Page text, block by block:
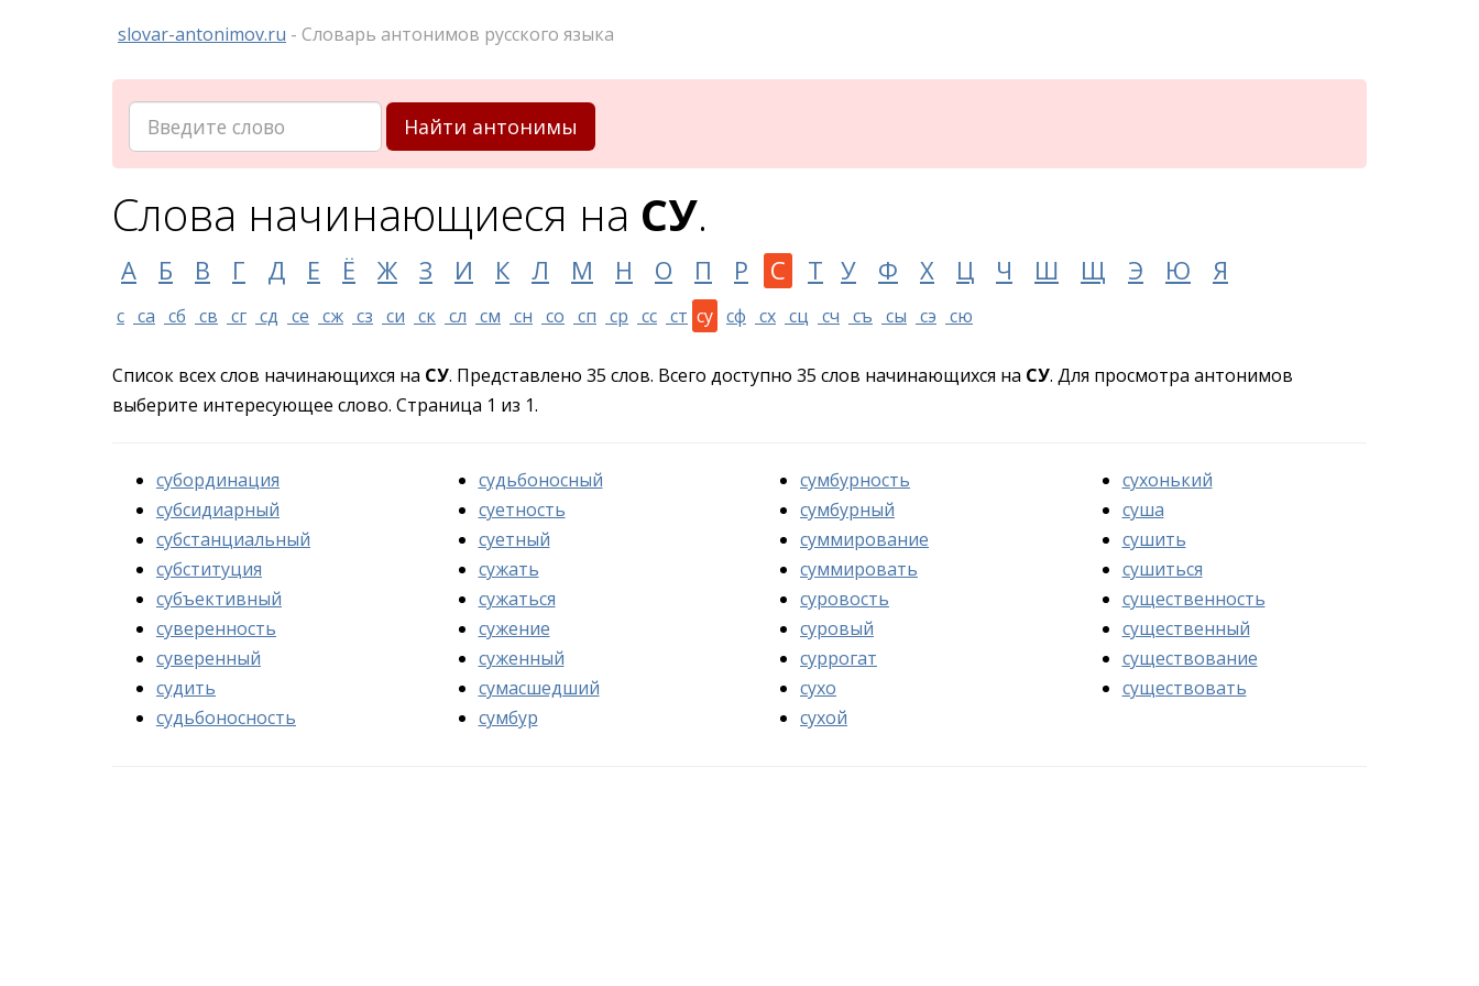
slovar-antonimov.ru - Словарь антонимов русского языка
Найти антонимы
Слова начинающиеся на СУ.
А Б В Г Д Е Ё Ж З И К Л М Н О П Р С Т У Ф Х Ц Ч Ш Щ Э Ю Я
с са сб св сг сд се сж сз си ск сл см сн со сп ср сс ст су сф сх сц сч съ сы сэ сю
Список всех слов начинающихся на СУ. Представлено 35 слов. Всего доступно 35 слов начинающихся на СУ. Для просмотра антонимов
выберите интересующее слово. Страница 1 из 1.
субординация
субсидиарный
субстанциальный
субституция
субъективный
суверенность
суверенный
судить
судьбоносность
судьбоносный
суетность
суетный
сужать
сужаться
сужение
суженный
сумасшедший
сумбур
сумбурность
сумбурный
суммирование
суммировать
суровость
суровый
суррогат
сухо
сухой
сухонький
суша
сушить
сушиться
существенность
существенный
существование
существовать